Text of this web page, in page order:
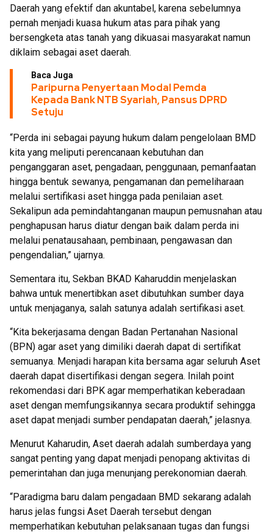
Daerah yang efektif dan akuntabel, karena sebelumnya
pernah menjadi kuasa hukum atas para pihak yang
bersengketa atas tanah yang dikuasai masyarakat namun
diklaim sebagai aset daerah.
Baca Juga
Paripurna Penyertaan Modal Pemda
Kepada Bank NTB Syariah, Pansus DPRD
Setuju
“Perda ini sebagai payung hukum dalam pengelolaan BMD
kita yang meliputi perencanaan kebutuhan dan
penganggaran aset, pengadaan, penggunaan, pemanfaatan
hingga bentuk sewanya, pengamanan dan pemeliharaan
melalui sertifikasi aset hingga pada penilaian aset.
Sekalipun ada pemindahtanganan maupun pemusnahan atau
penghapusan harus diatur dengan baik dalam perda ini
melalui penatausahaan, pembinaan, pengawasan dan
pengendalian,” ujarnya.
Sementara itu, Sekban BKAD Kaharuddin menjelaskan
bahwa untuk menertibkan aset dibutuhkan sumber daya
untuk menjaganya, salah satunya adalah sertifikasi aset.
“Kita bekerjasama dengan Badan Pertanahan Nasional
(BPN) agar aset yang dimiliki daerah dapat di sertifikat
semuanya. Menjadi harapan kita bersama agar seluruh Aset
daerah dapat disertifikasi dengan segera. Inilah point
rekomendasi dari BPK agar memperhatikan keberadaan
aset dengan memfungsikannya secara produktif sehingga
aset dapat menjadi sumber pendapatan daerah,” jelasnya.
Menurut Kaharudin, Aset daerah adalah sumberdaya yang
sangat penting yang dapat menjadi penopang aktivitas di
pemerintahan dan juga menunjang perekonomian daerah.
“Paradigma baru dalam pengadaan BMD sekarang adalah
harus jelas fungsi Aset Daerah tersebut dengan
memperhatikan kebutuhan pelaksanaan tugas dan fungsi